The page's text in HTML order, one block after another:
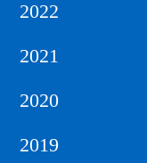
2022
2021
2020
2019